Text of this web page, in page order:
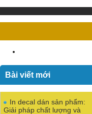
Bài viết mới
In decal dán sản phẩm:
Giải pháp chất lượng và